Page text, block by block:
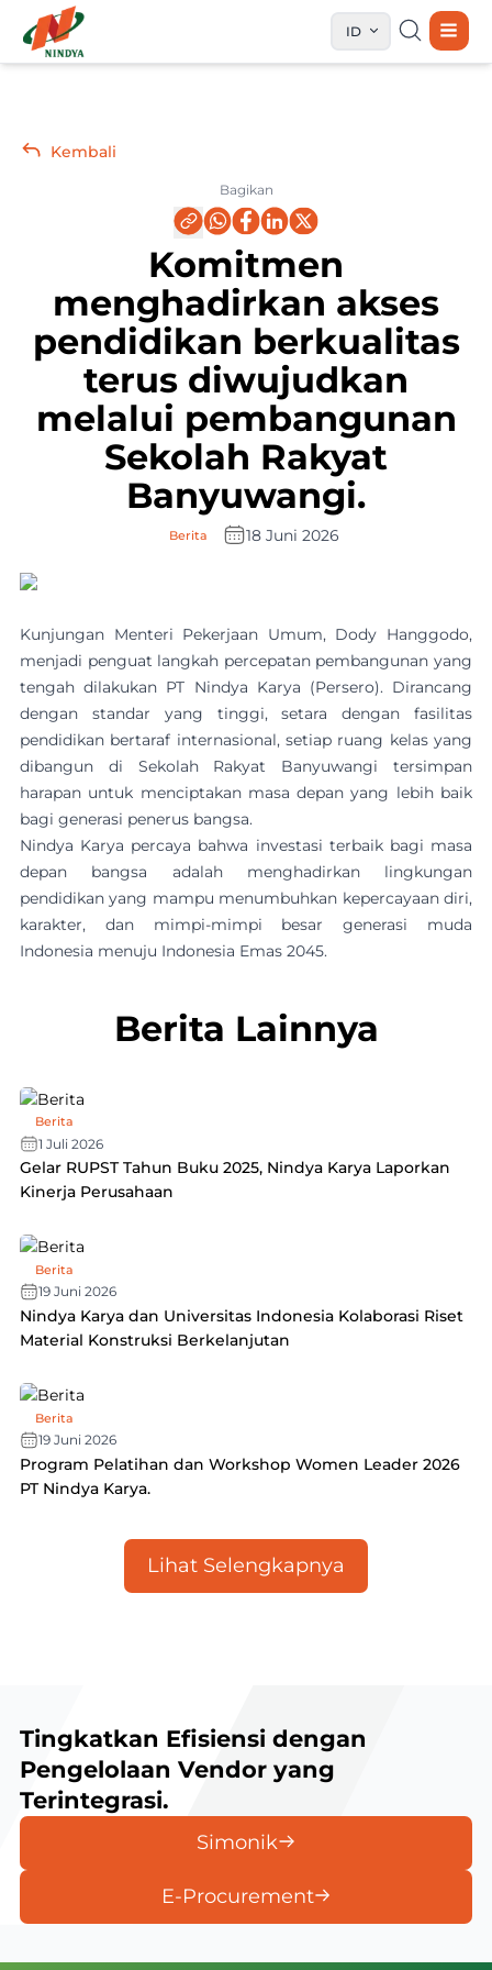
ID
Kembali
Bagikan
Komitmen
menghadirkan akses
pendidikan berkualitas
terus diwujudkan
melalui pembangunan
Sekolah Rakyat
Banyuwangi.
Berita 18 Juni 2026
Kunjungan Menteri Pekerjaan Umum, Dody Hanggodo,
menjadi penguat langkah percepatan pembangunan yang
tengah dilakukan PT Nindya Karya (Persero). Dirancang
dengan standar yang tinggi, setara dengan fasilitas
pendidikan bertaraf internasional, setiap ruang kelas yang
dibangun di Sekolah Rakyat Banyuwangi tersimpan
harapan untuk menciptakan masa depan yang lebih baik
bagi generasi penerus bangsa.
Nindya Karya percaya bahwa investasi terbaik bagi masa
depan bangsa adalah menghadirkan lingkungan
pendidikan yang mampu menumbuhkan kepercayaan diri,
karakter, dan mimpi-mimpi besar generasi muda
Indonesia menuju Indonesia Emas 2045.
Berita Lainnya
Berita
1 Juli 2026
Gelar RUPST Tahun Buku 2025, Nindya Karya Laporkan
Kinerja Perusahaan
Berita
19 Juni 2026
Nindya Karya dan Universitas Indonesia Kolaborasi Riset
Material Konstruksi Berkelanjutan
Berita
19 Juni 2026
Program Pelatihan dan Workshop Women Leader 2026
PT Nindya Karya.
Lihat Selengkapnya
Tingkatkan Efisiensi dengan
Pengelolaan Vendor yang
Terintegrasi.
Simonik
E-Procurement